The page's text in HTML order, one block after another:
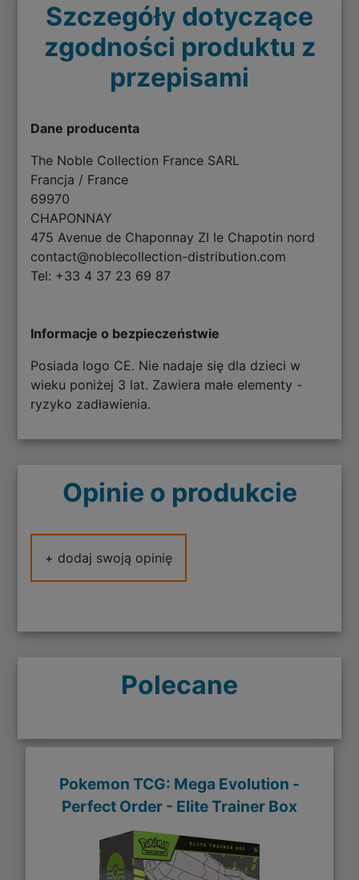
Szczegóły dotyczące
zgodności produktu z
przepisami
Dane producenta
The Noble Collection France SARL
Francja / France
69970
CHAPONNAY
475 Avenue de Chaponnay ZI le Chapotin nord
contact@noblecollection-distribution.com
Tel: +33 4 37 23 69 87
Informacje o bezpieczeństwie
Posiada logo CE. Nie nadaje się dla dzieci w
wieku poniżej 3 lat. Zawiera małe elementy -
ryzyko zadławienia.
Opinie o produkcie
+ dodaj swoją opinię
Polecane
Pokemon TCG: Mega Evolution -
Perfect Order - Elite Trainer Box